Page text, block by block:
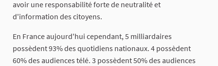
avoir une responsabilité forte de neutralité et
d'information des citoyens.
En France aujourd'hui cependant, 5 milliardaires
possèdent 93% des quotidiens nationaux. 4 possèdent
60% des audiences télé. 3 possèdent 50% des audiences